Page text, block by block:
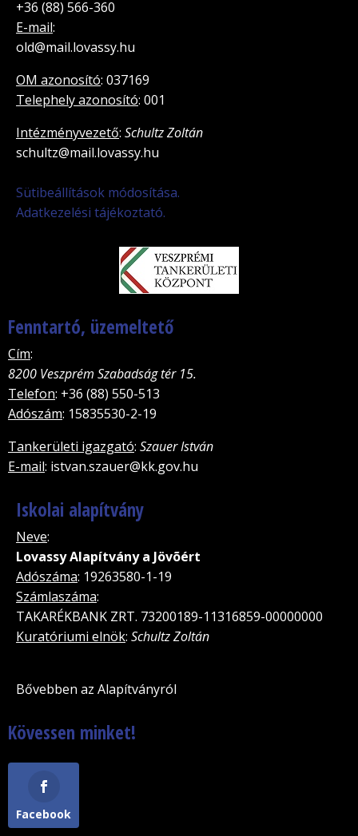
+36 (88) 566-360
E-mail:
old@mail.lovassy.hu
OM azonosító: 037169
Telephely azonosító: 001
Intézményvezető: Schultz Zoltán
schultz@mail.lovassy.hu
Sütibeállítások módosítása.
Adatkezelési tájékoztató.
Fenntartó, üzemeltető
Cím:
8200 Veszprém Szabadság tér 15.
Telefon: +36 (88) 550-513
Adószám: 15835530-2-19
Tankerületi igazgató: Szauer István
E-mail: istvan.szauer@kk.gov.hu
Iskolai alapítvány
Neve:
Lovassy Alapítvány a Jövõért
Adószáma: 19263580-1-19
Számlaszáma:
TAKARÉKBANK ZRT. 73200189-11316859-00000000
Kuratóriumi elnök: Schultz Zoltán
Bővebben az Alapítványról
Kövessen minket!
Facebook